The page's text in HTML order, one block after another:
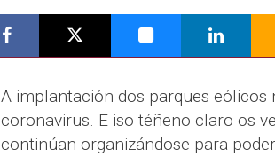
A implantación dos parques
coronavirus. E iso téñeno claro os
continúan organizándose para